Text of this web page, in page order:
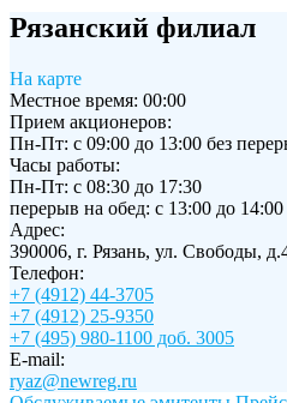
Рязанский филиал
На карте
Местное время: 00:00
Прием акционеров:
Пн-Пт: с 09:00 до 13:00 без
Часы работы:
Пн-Пт: с 08:30 до 17:30
перерыв на обед: с 13:00 до 14:00
Адрес:
390006, г. Рязань, ул. Свободы,
Телефон:
+7 (4912) 44-3705
+7 (4912) 25-9350
+7 (495) 980-1100 доб. 3005
E-mail:
ryaz@newreg.ru